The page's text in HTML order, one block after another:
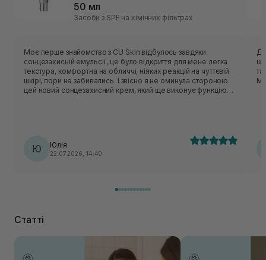
50 мл
Засоби з SPF на хімічних фільтрах
Моє перше знайомство з CU Skin відбулось завдяки
сонцезахисній емульсії, це було відкриття для мене легка
текстура, комфортна на обличчі, ніяких реакцій на чуттєвій
шкірі, пори не забивались. І звісно я не оминула стороною
цей новий сонцезахисний крем, який ще виконує функцію
Ю Юлія
22.07.2026, 14:40
Статті